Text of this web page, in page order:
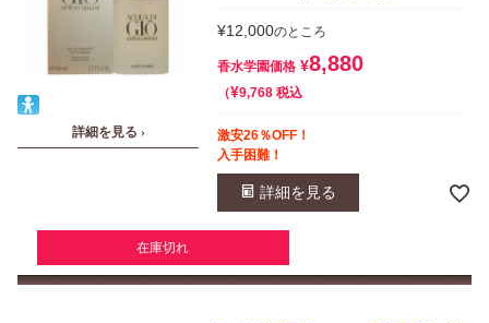
詳細を見る ›
¥12,000のところ
香水学園価格 ¥8,880
¥9,768 税込
激安26％OFF！
入手困難！
詳細を見る
在庫切れ